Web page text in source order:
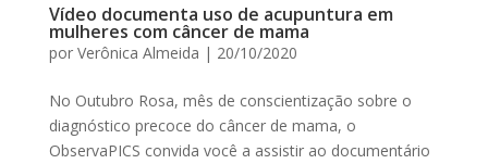
Vídeo documenta uso de acupuntura em
mulheres com câncer de mama
por Verônica Almeida | 20/10/2020
No Outubro Rosa, mês de conscientização sobre o
diagnóstico precoce do câncer de mama, o
ObservaPICS convida você a assistir ao documentário